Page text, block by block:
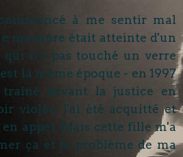
à me sentir mal
ma mère était atteinte d'un
qui n'a pas touché un verre
la même époque - en 1997
devant la justice en
violée. J'ai été acquitté et
appel. Mais cette fille m'a
ça et le problème de ma